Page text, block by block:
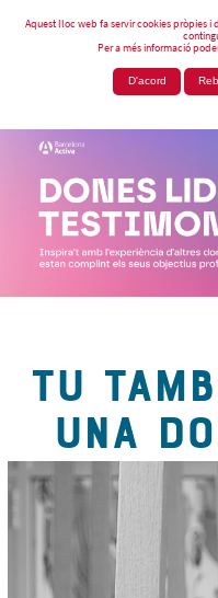
Aquest lloc web fa servir cookies pròpies i
Per a més informació
D'acord
TU
UNA